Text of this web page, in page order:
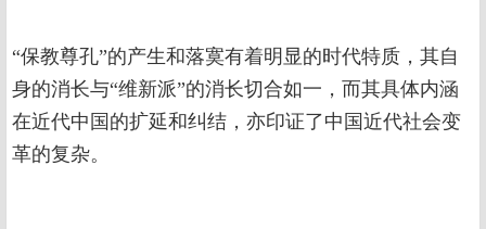
“保教尊孔”的产生和落寞有着明显的时代特质，其自
身的消长与“维新派”的消长切合如一，而其具体内涵
在近代中国的扩延和纠结，亦印证了中国近代社会变
革的复杂。